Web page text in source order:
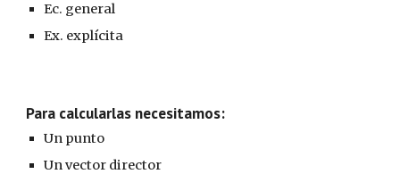
Ec. general
Ex. explícita
Para calcularlas necesitamos:
Un punto
Un vector director